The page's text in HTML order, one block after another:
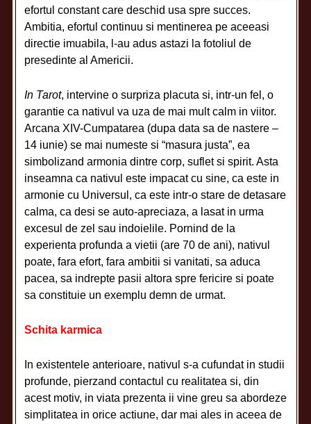
efortul constant care deschid usa spre succes.
Ambitia, efortul continuu si mentinerea pe aceeasi
directie imuabila, l-au adus astazi la fotoliul de
presedinte al Americii.
In Tarot, intervine o surpriza placuta si, intr-un fel, o
garantie ca nativul va uza de mai mult calm in viitor.
Arcana XIV-Cumpatarea (dupa data sa de nastere –
14 iunie) se mai numeste si “masura justa”, ea
simbolizand armonia dintre corp, suflet si spirit. Asta
inseamna ca nativul este impacat cu sine, ca este in
armonie cu Universul, ca este intr-o stare de detasare
calma, ca desi se auto-apreciaza, a lasat in urma
excesul de zel sau indoielile. Pornind de la
experienta profunda a vietii (are 70 de ani), nativul
poate, fara efort, fara ambitii si vanitati, sa aduca
pacea, sa indrepte pasii altora spre fericire si poate
sa constituie un exemplu demn de urmat.
Schita karmica
In existentele anterioare, nativul s-a cufundat in studii
profunde, pierzand contactul cu realitatea si, din
acest motiv, in viata prezenta ii vine greu sa abordeze
simplitatea in orice actiune, dar mai ales in aceea de